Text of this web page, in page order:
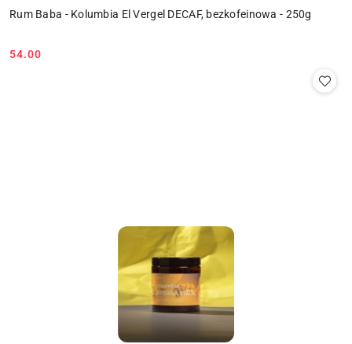
Rum Baba - Kolumbia El Vergel DECAF, bezkofeinowa - 250g
Cena:
54.00